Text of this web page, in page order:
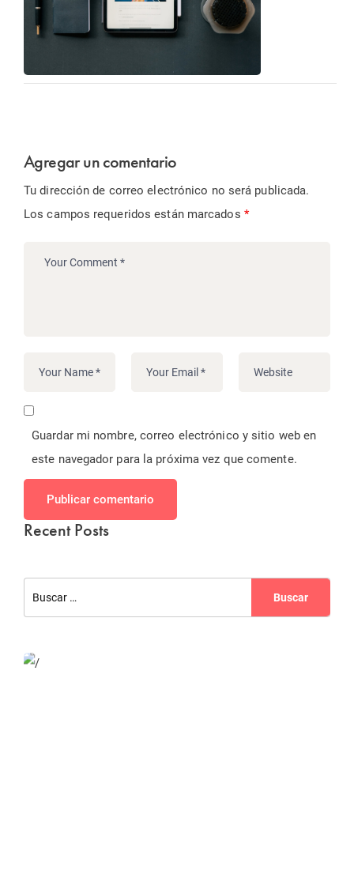
Agregar un comentario
Tu dirección de correo electrónico no será publicada.
Los campos requeridos están marcados *
Guardar mi nombre, correo electrónico y sitio web en
este navegador para la próxima vez que comente.
Publicar comentario
Recent Posts